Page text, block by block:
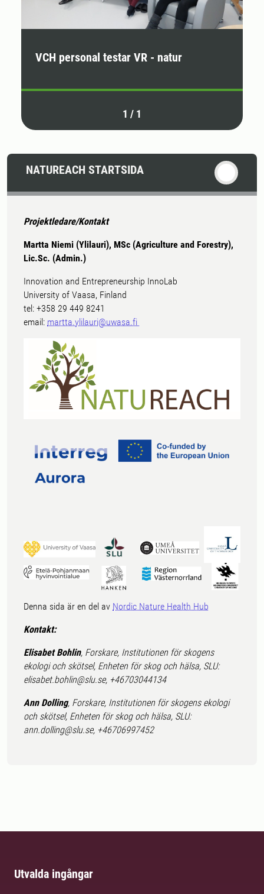
VCH personal testar VR - natur
1 / 1
NATUREACH STARTSIDA
Projektledare/Kontakt
Martta Niemi (Ylilauri), MSc (Agriculture and Forestry),
Lic.Sc. (Admin.)
Innovation and Entrepreneurship InnoLab
University of Vaasa, Finland
tel: +358 29 449 8241
email: martta.ylilauri@uwasa.fi
Denna sida är en del av Nordic Nature Health Hub
Kontakt:
Elisabet Bohlin, Forskare, Institutionen för skogens
ekologi och skötsel, Enheten för skog och hälsa, SLU:
elisabet.bohlin@slu.se, +46703044134
Ann Dolling, Forskare, Institutionen för skogens ekologi
och skötsel, Enheten för skog och hälsa, SLU:
ann.dolling@slu.se, +46706997452
Utvalda ingångar